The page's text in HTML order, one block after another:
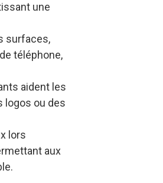
une
surfaces,
téléphone,
aident les
logos ou des
lors
aux